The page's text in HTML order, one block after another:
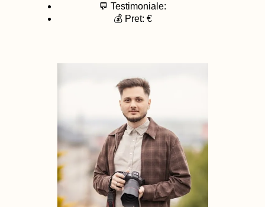
💬 Testimoniale:
💰 Pret: €